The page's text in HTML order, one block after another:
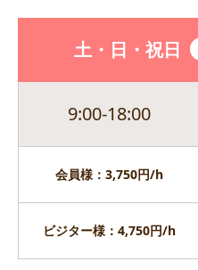
土・日・祝日
9:00-18:00
会員様：3,750円/h
ビジター様：4,750円/h